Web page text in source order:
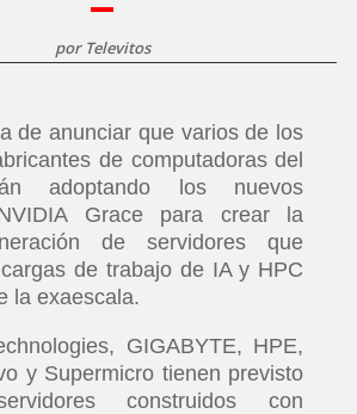
por Televitos
de anunciar que varios de los
de computadoras del
adoptando los nuevos
Grace para crear la
de servidores que
de trabajo de IA y HPC
la exaescala.
GIGABYTE, HPE,
y Supermicro tienen previsto
construidos con